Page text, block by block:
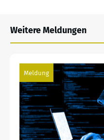
Weitere Meldungen
Meldung